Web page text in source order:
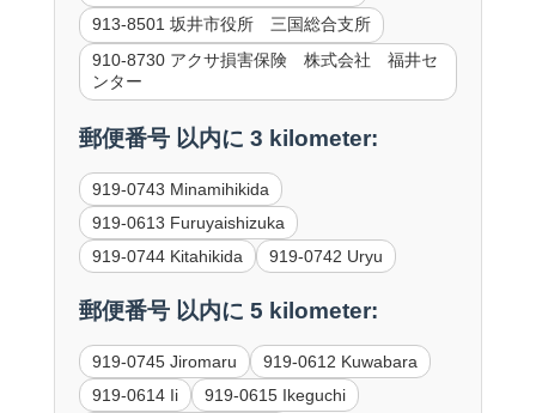
913-8501 坂井市役所 三国総合支所
910-8730 アクサ損害保険 株式会社 福井セ
ンター
郵便番号 以内に 3 kilometer:
919-0743 Minamihikida
919-0613 Furuyaishizuka
919-0744 Kitahikida
919-0742 Uryu
郵便番号 以内に 5 kilometer:
919-0745 Jiromaru
919-0612 Kuwabara
919-0614 Ii
919-0615 Ikeguchi